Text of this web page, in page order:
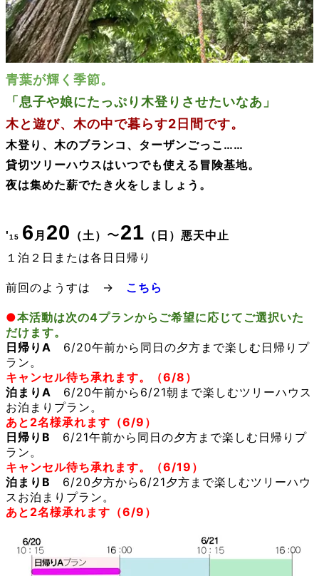
青葉が輝く季節。
「息子や娘にたっぷり木登りさせたいなあ」
木と遊び、木の中で暮らす2日間です。
木登り、木のブランコ、ターザンごっこ……
貸切ツリーハウスはいつでも使える冒険基地。
夜は集めた薪でたき火をしましょう。
'15 6 月 20 （土） 〜21 （ 日） 悪天中止
１泊２日 または各日 日帰り
前回のようすは → こちら
●本活動は次の4プランからご希望に応じてご選択いた
だけます。
日帰りA 6/20午前から同日の夕方まで楽しむ日帰りプ
ラン。
キャンセル待ち承れます。（6/8）
泊まりA 6/20午前から6/21朝まで楽しむツリーハウス
お泊まり プラン。
あと2名様承れます（6/9）
日帰りB 6/21午前から同日の夕方まで楽しむ日帰りプ
ラン。
キャンセル待ち承れます。
（6/19）
泊まりB 6/20夕方から6/21夕方まで楽しむツリーハウ
スお泊まり プラン。
あと2名様承れます（6/9）